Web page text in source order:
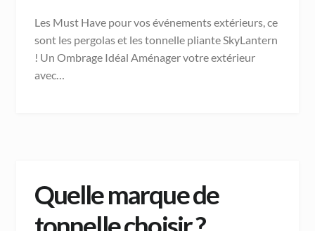
Les Must Have pour vos événements extérieurs, ce
sont les pergolas et les tonnelle pliante SkyLantern
! Un Ombrage Idéal Aménager votre extérieur
avec…
Quelle marque de